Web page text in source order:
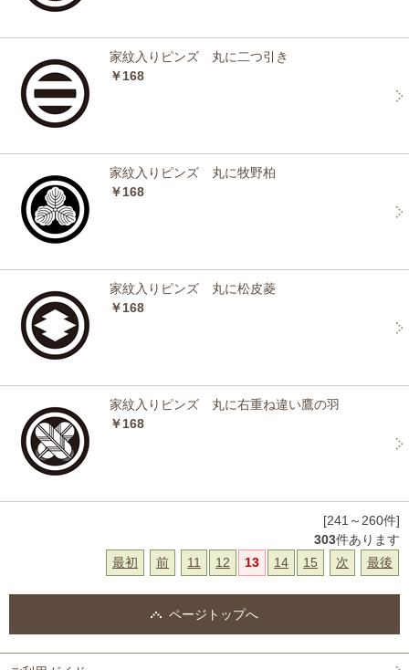
家紋入りピンズ 丸に二つ引き
￥168
家紋入りピンズ 丸に牧野柏
￥168
家紋入りピンズ 丸に松皮菱
￥168
家紋入りピンズ 丸に右重ね違い鷹の羽
￥168
[241～260件]
303件あります
最初
前 11 12 13 14 15 次 最後
ページトップへ